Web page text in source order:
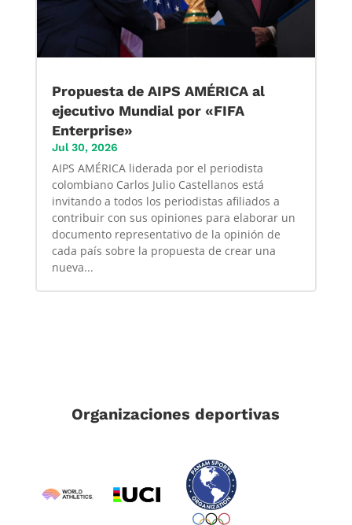
Propuesta de AIPS AMÉRICA al
ejecutivo Mundial por «FIFA
Enterprise»
Jul 30, 2026
AIPS AMÉRICA liderada por el periodista
colombiano Carlos Julio Castellanos está
invitando a todos los periodistas afiliados a
contribuir con sus opiniones para elaborar un
documento representativo de la opinión de
cada país sobre la propuesta de crear una
nueva...
Organizaciones deportivas